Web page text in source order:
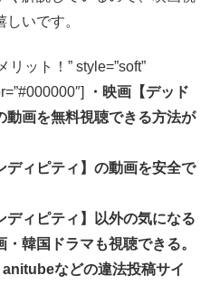
いです。
リット！” style=”soft”
・映画【デッド
動画を無料視聴できる方法が
ディピティ】の動画を安全で
ディピティ】以外の気になる
韓国ドラマも視聴できる。
などの違法投稿サイ